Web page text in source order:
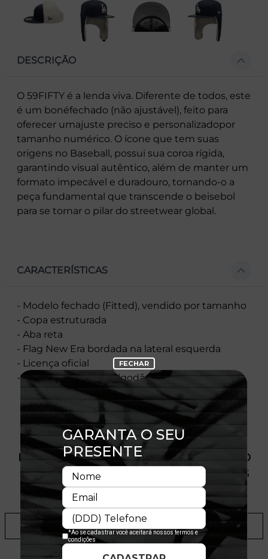
DESCRIÇÃO
O 59FIFTY é a lenda viva. Diferente de todos, este
é um bonéfechado (não ajustável), feito para
oferecer umajuste preciso e personalizadopor
tamanho numérico. O ícone que tem suas
origens no Baseball, possui sua coroa rígida,
garantindo visual autêntico, além de manter um
formato impecável e duradouro, tornando-o a
peça fundamental que transcende o beisebol
para se tornar o pilar do streetwear global.
CARACTERÍSTICAS
- Modelo fechado (Fitted), vendido por tamanho
- Copa estruturada
- Aba reta
- Flag New Era bordada na lateral esquerda
- Licença oficial
- Composição:100% Algodão
PRODUTO SEM ESTOQUE DÍSPONÍVEL NO
SITE, CONSULTE A DISPONIBILIDADE NAS
LOJAS
ADICIONAR A LISTA DE DESEJOS